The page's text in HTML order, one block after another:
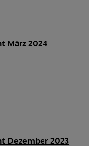
März 2024
Dezember 2023